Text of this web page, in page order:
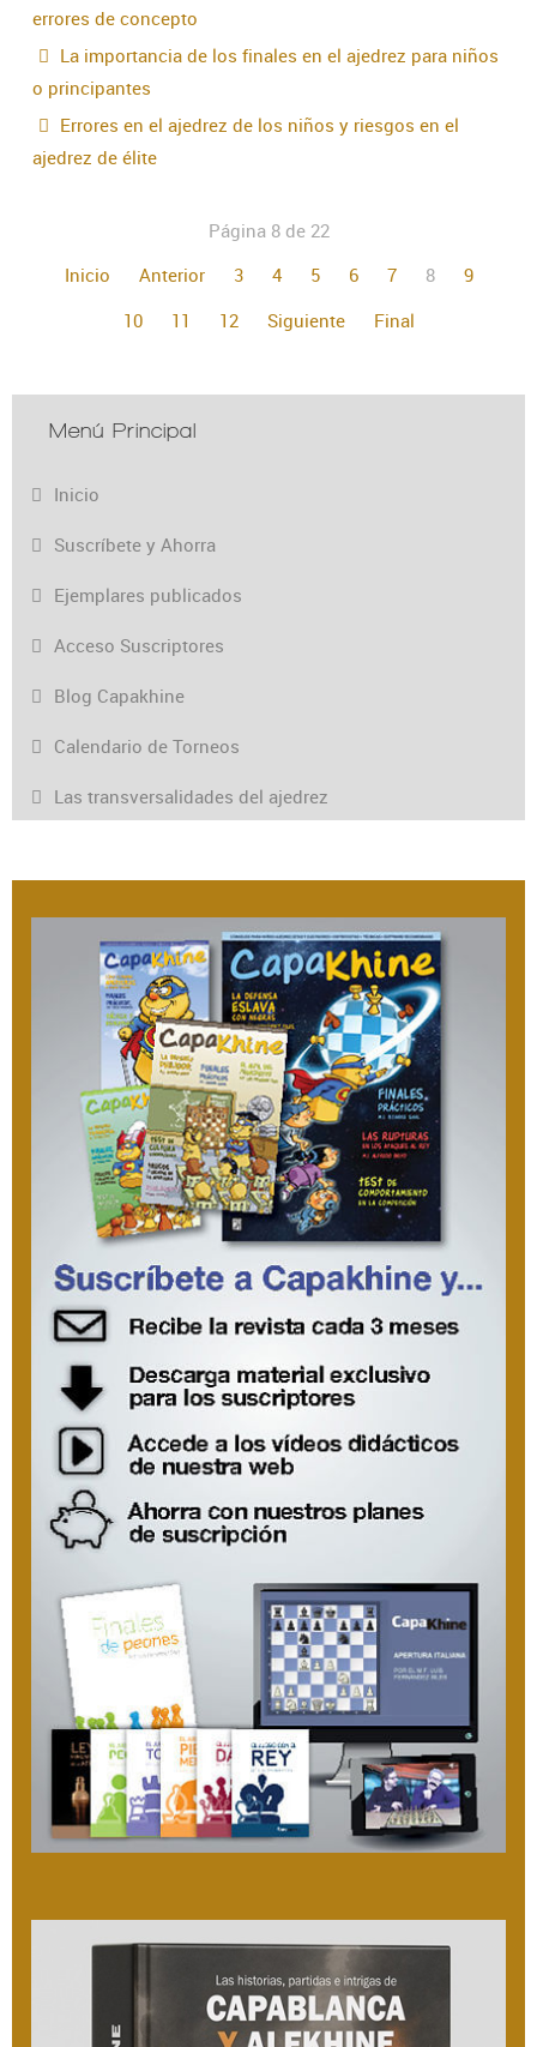
errores de concepto
La importancia de los finales en el ajedrez para niños
o principantes
Errores en el ajedrez de los niños y riesgos en el
ajedrez de élite
Página 8 de 22
Inicio
Anterior 3 4 5 6 7 8
9
10
11 12 Siguiente Final
Menú Principal
Inicio
Suscríbete y Ahorra
Ejemplares publicados
Acceso Suscriptores
Blog Capakhine
Calendario de Torneos
Las transversalidades del ajedrez